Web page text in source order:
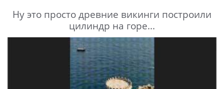
Ну это просто древние викинги построили
цилиндр на горе...